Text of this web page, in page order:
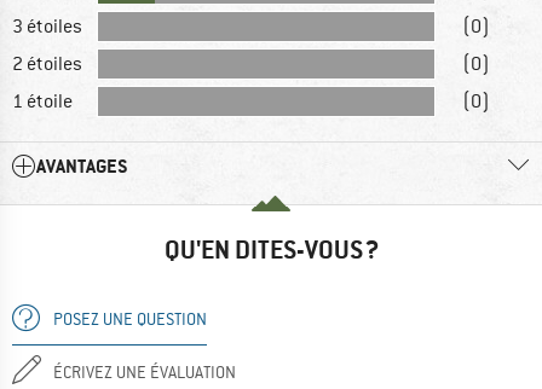
3 étoiles
(0)
2 étoiles
(0)
1 étoile
(0)
AVANTAGES
QU'EN DITES-VOUS ?
POSEZ UNE QUESTION
ÉCRIVEZ UNE ÉVALUATION